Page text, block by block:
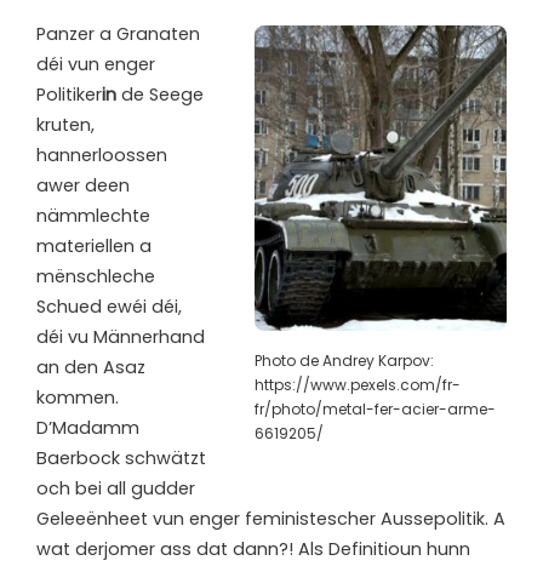
Photo de Andrey Karpov:
https://www.pexels.com/fr-
fr/photo/metal-fer-acier-arme-
6619205/
Panzer a Granaten
déi vun enger
Politikerin de Seege
kruten,
hannerloossen
awer deen
nämmlechte
materiellen a
mënschleche
Schued ewéi déi,
déi vu Männerhand
an den Asaz
kommen.
D’Madamm
Baerbock schwätzt
och bei all gudder
Geleeënheet vun enger feministescher Aussepolitik. A
wat derjomer ass dat dann?! Als Definitioun hunn